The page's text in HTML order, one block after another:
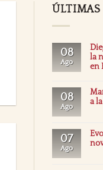
ÚLTIMAS
08
Ago
la
en
08
Ago
a
07
Ago